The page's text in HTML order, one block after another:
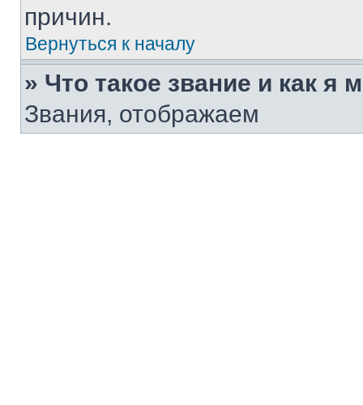
причин.
Вернуться к началу
» Что такое звание и как я
Звания, отображаем